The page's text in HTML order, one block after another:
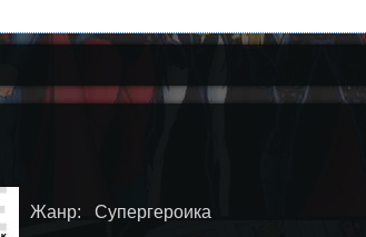
Жанр: Супергероика